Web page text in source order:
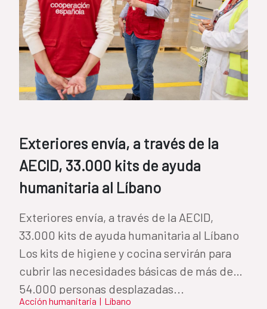
Exteriores envía, a través de la
AECID, 33.000 kits de ayuda
humanitaria al Líbano
Exteriores envía, a través de la AECID,
33.000 kits de ayuda humanitaria al Líbano
Los kits de higiene y cocina servirán para
cubrir las necesidades básicas de más de
54.000 personas desplazadas...
Acción humanitaria | Líbano